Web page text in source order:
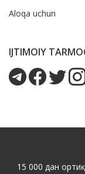
Aloqa uchun
IJTIMOIY
15 000 дан